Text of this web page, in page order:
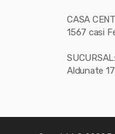
CASA
1567 casi
Aldunate